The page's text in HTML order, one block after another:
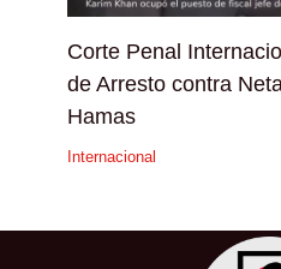
Corte Penal
de Arresto contra
Hamas
Internacional